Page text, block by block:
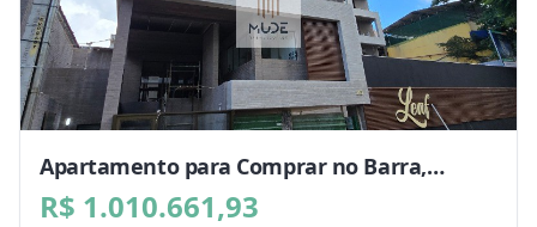
Apartamento para Comprar no Barra,
Salvador - BA
R$ 1.010.661,93